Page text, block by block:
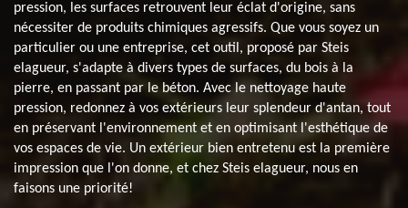
pression, les surfaces retrouvent leur éclat d'origine, sans
nécessiter de produits chimiques agressifs. Que vous soyez un
particulier ou une entreprise, cet outil, proposé par Steis
elagueur, s'adapte à divers types de surfaces, du bois à la
pierre, en passant par le béton. Avec le nettoyage haute
pression, redonnez à vos extérieurs leur splendeur d'antan, tout
en préservant l'environnement et en optimisant l'esthétique de
vos espaces de vie. Un extérieur bien entretenu est la première
impression que l'on donne, et chez Steis elagueur, nous en
faisons une priorité!